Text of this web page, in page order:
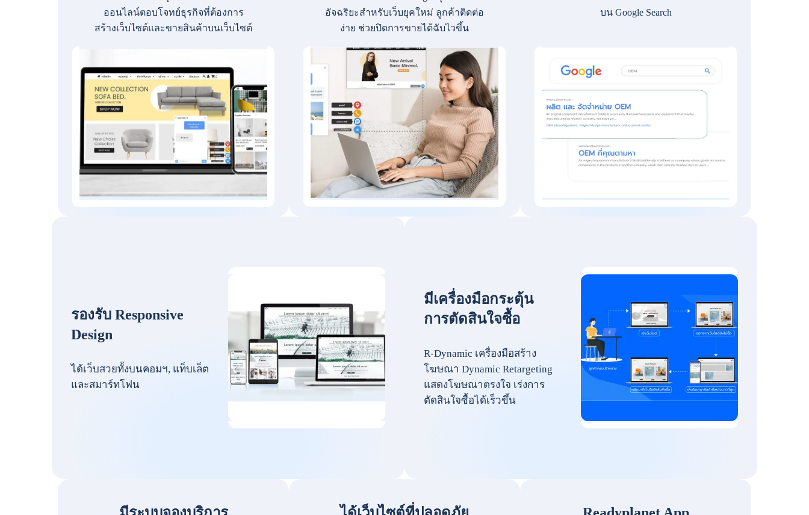
ออนไลน์ตอบโจทย์ธุรกิจที่ต้องการ
สร้างเว็บไซต์และขายสินค้าบนเว็บไซต์
อัจฉริยะสำหรับเว็บยุคใหม่ ลูกค้าติดต่อ
ง่าย ช่วยปิดการขายได้ฉับไวขึ้น
บน Google Search
รองรับ Responsive
Design
ได้เว็บสวยทั้งบนคอมฯ, แท็บเล็ต
และสมาร์ทโฟน
มีเครื่องมือกระตุ้น
การตัดสินใจซื้อ
R-Dynamic เครื่องมือสร้าง
โฆษณา Dynamic Retargeting
แสดงโฆษณาตรงใจ เร่งการ
ตัดสินใจซื้อได้เร็วขึ้น